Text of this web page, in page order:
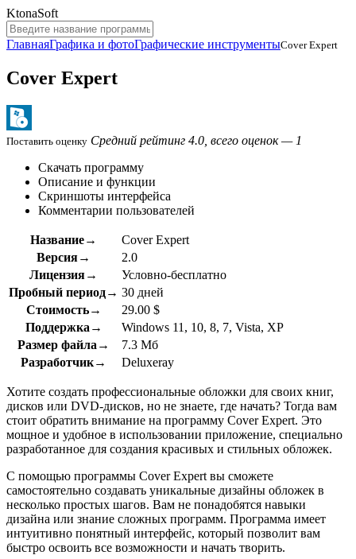
KtonaSoft
ГлавнаяГрафика и фотоГрафические инструментыCover Expert
Cover Expert
Поставить оценку Средний рейтинг 4.0, всего оценок — 1
Скачать программу
Описание и функции
Скриншоты интерфейса
Комментарии пользователей
Название→
Cover Expert
Версия→
2.0
Лицензия→
Условно-бесплатно
Пробный период→ 30 дней
Стоимость→
29.00 $
Поддержка→
Windows 11, 10, 8, 7, Vista, XP
Размер файла→
7.3 Мб
Разработчик→
Deluxeray
Хотите создать профессиональные обложки для своих книг,
дисков или DVD-дисков, но не знаете, где начать? Тогда вам
стоит обратить внимание на программу Cover Expert. Это
мощное и удобное в использовании приложение, специально
разработанное для создания красивых и стильных обложек.
С помощью программы Cover Expert вы сможете
самостоятельно создавать уникальные дизайны обложек в
несколько простых шагов. Вам не понадобятся навыки
дизайна или знание сложных программ. Программа имеет
интуитивно понятный интерфейс, который позволит вам
быстро освоить все возможности и начать творить.